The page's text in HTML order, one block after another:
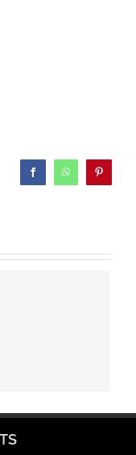
FacebookWhatsApp